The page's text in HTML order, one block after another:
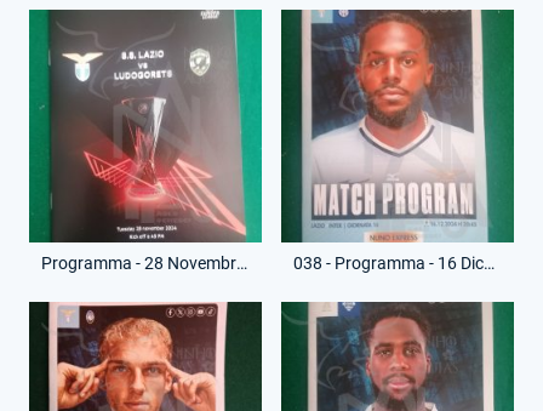
Programma - 28 Novembre 2024 - Europa League - Lazio-Ludogorets 038 - Programma - 16 Dicembre 2024 - Campionato Serie A - Lazio-Inter